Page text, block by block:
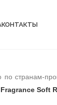
КОНТАКТЫ
странам-
Soft